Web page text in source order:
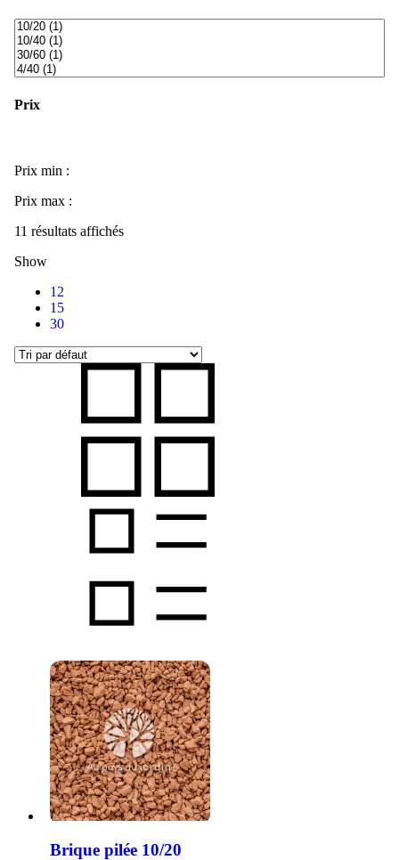
Prix
Prix min :
Prix max :
11 résultats affichés
Show
12
15
30
Brique pilée 10/20